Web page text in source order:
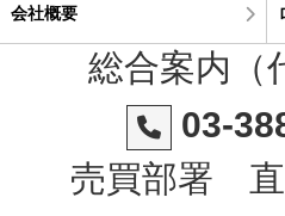
会社概要
総合案内（
03-
売買部署 直